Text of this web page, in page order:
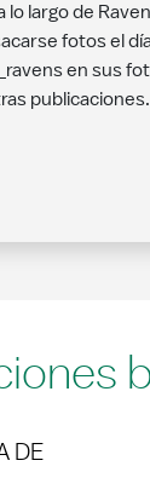
lo largo de
fotos el
en sus
publicaciones.
DE